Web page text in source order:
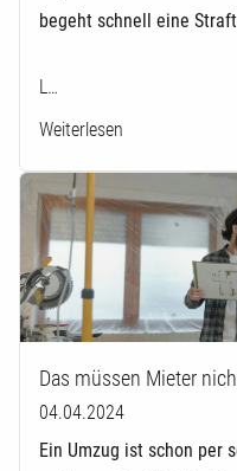
begeht schnell eine
L…
Weiterlesen
Das müssen Mieter
04.04.2024
Ein Umzug ist schon per